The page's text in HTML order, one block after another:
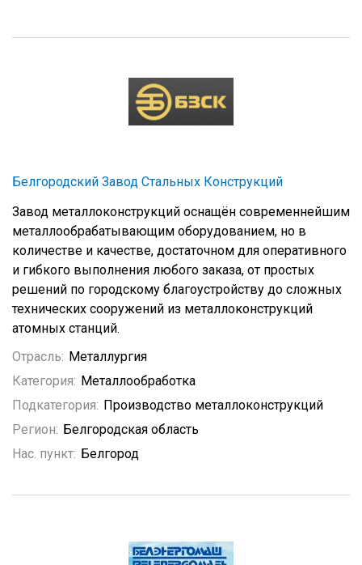
Белгородский Завод Стальных Конструкций
Завод металлоконструкций оснащён современнейшим
металлообрабатывающим оборудованием, но в
количестве и качестве, достаточном для оперативного
и гибкого выполнения любого заказа, от простых
решений по городскому благоустройству до сложных
технических сооружений из металлоконструкций
атомных станций.
Отрасль: Металлургия
Категория: Металлообработка
Подкатегория: Производство металлоконструкций
Регион: Белгородская область
Нас. пункт: Белгород